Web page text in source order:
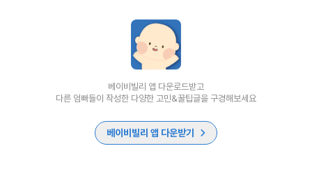
베이비빌리 앱 다운로드받고
다른 엄빠들이 작성한 다양한 고민&꿀팁글을 구경해보세요
베이비빌리 앱 다운받기